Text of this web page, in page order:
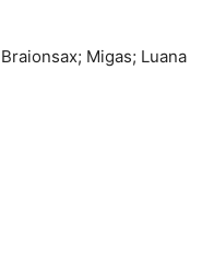
Migas; Luana